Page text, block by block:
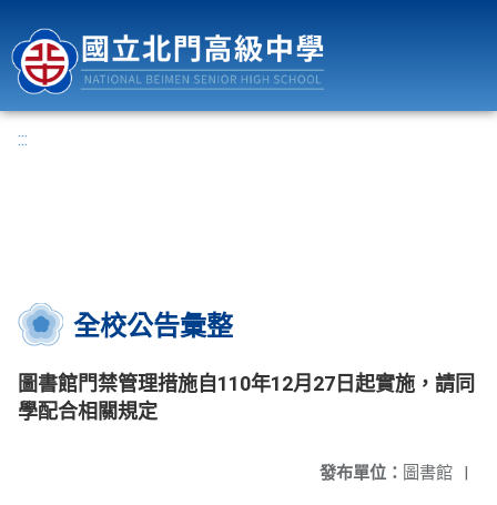
:::
全校公告彙整
圖書館門禁管理措施自110年12月27日起實施，請同
學配合相關規定
發布單位： 圖書館 |